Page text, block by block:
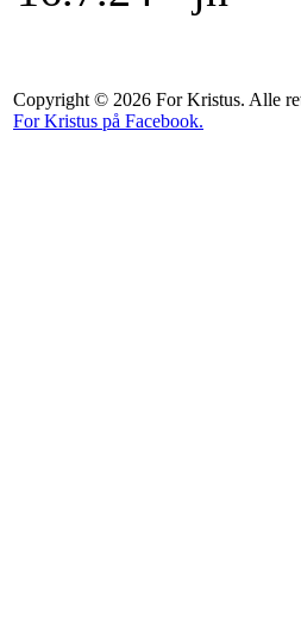
Copyright © 2026 For Kristus. Alle
For Kristus på Facebook.